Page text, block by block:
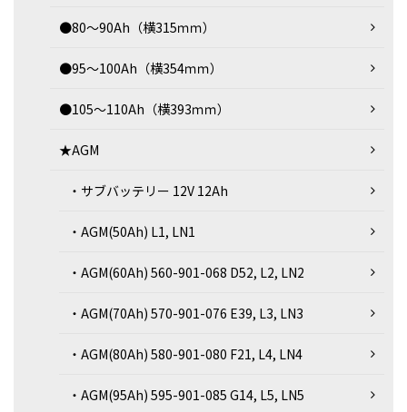
●80～90Ah（横315ｍｍ）
●95～100Ah（横354ｍｍ）
●105～110Ah（横393ｍｍ）
★AGM
・サブバッテリー 12V 12Ah
・AGM(50Ah) L1, LN1
・AGM(60Ah) 560-901-068 D52, L2, LN2
・AGM(70Ah) 570-901-076 E39, L3, LN3
・AGM(80Ah) 580-901-080 F21, L4, LN4
・AGM(95Ah) 595-901-085 G14, L5, LN5